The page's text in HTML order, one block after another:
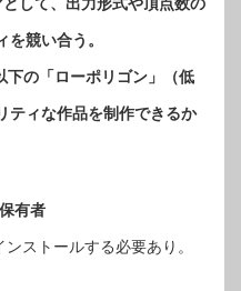
して、出力形式や頂点数の
競い合う。
下の「ローポリゴン」（低
ティな作品を制作できるか
有者
ストールする必要あり。